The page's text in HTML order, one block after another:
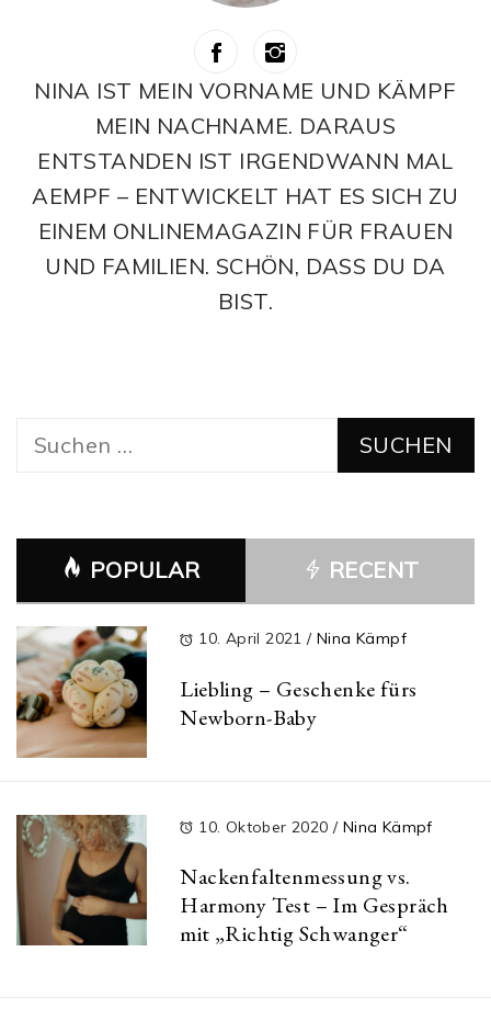
NINA IST MEIN VORNAME UND KÄMPF
MEIN NACHNAME. DARAUS
ENTSTANDEN IST IRGENDWANN MAL
AEMPF – ENTWICKELT HAT ES SICH ZU
EINEM ONLINEMAGAZIN FÜR FRAUEN
UND FAMILIEN. SCHÖN, DASS DU DA
BIST.
Suchen
POPULAR RECENT
10. April 2021/ Nina Kämpf
Liebling – Geschenke fürs
Newborn-Baby
10. Oktober 2020 / Nina Kämpf
Nackenfaltenmessung vs.
Harmony Test – Im Gespräch
mit „Richtig Schwanger“